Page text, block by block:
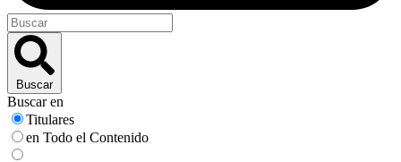
Buscar
Buscar en
Titulares
en Todo el Contenido